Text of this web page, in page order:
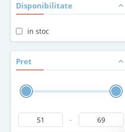
Disponibilitate
in stoc
Pret
-